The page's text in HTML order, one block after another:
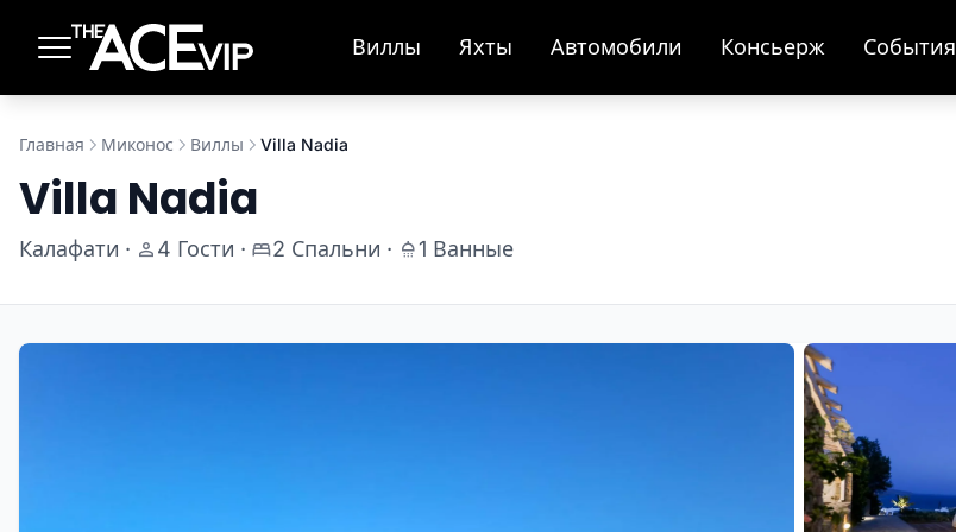
Виллы Яхты Автомобили Консьерж События
Главная Миконос Виллы Villa Nadia
Villa Nadia
Калафати · 4 Гости · 2 Спальни · 1 Ванные